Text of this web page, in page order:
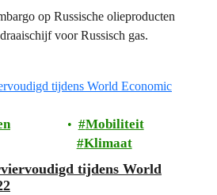
op Russische olieproducten
voor Russisch gas.
Mobiliteit
Klimaat
tijdens World